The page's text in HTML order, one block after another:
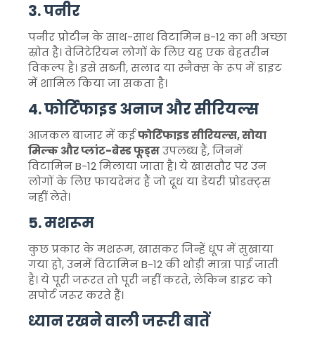
3. पनीर
पनीर प्रोटीन के साथ-साथ विटामिन B-12 का भी अच्छा
स्रोत है। वेजिटेरियन लोगों के लिए यह एक बेहतरीन
विकल्प है। इसे सब्ज़ी, सलाद या स्नैक्स के रूप में डाइट
में शामिल किया जा सकता है।
4. फोर्टिफाइड अनाज और सीरियल्स
आजकल बाजार में कईफोर्टिफाइड सीरियल्स, सोया
मिल्क और प्लांट-बेस्ड फूड्सउपलब्ध हैं, जिनमें
विटामिन B-12 मिलाया जाता है। ये खासतौर पर उन
लोगों के लिए फायदेमंद हैं जो दूध या डेयरी प्रोडक्ट्स
नहीं लेते।
5. मशरूम
कुछ प्रकार के मशरूम, खासकर जिन्हें धूप में सुखाया
गया हो, उनमें विटामिन B-12 की थोड़ी मात्रा पाई जाती
है। ये पूरी जरूरत तो पूरी नहीं करते, लेकिन डाइट को
सपोर्ट जरूर करते हैं।
ध्यान रखने वाली जरूरी बातें